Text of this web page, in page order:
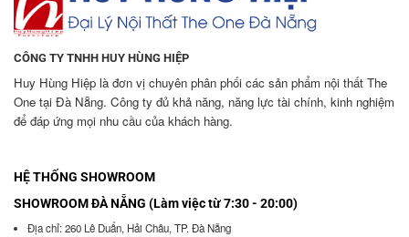
CÔNG TY TNHH HUY HÙNG HIỆP
Huy Hùng Hiệp là đơn vị chuyên phân phối các sản phẩm nội thất The
One tại Đà Nẵng. Công ty đủ khả năng, năng lực tài chính, kinh nghiệm
để đáp ứng mọi nhu cầu của khách hàng.
HỆ THỐNG SHOWROOM
SHOWROOM ĐÀ NẴNG (Làm việc từ 7:30 - 20:00)
Địa chỉ: 260 Lê Duẩn, Hải Châu, TP. Đà Nẵng